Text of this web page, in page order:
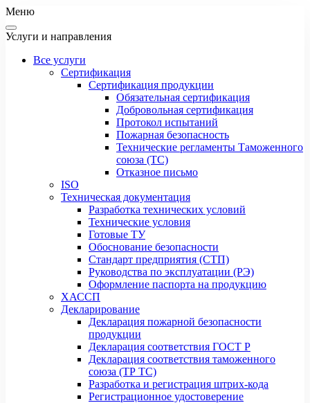
Меню
Услуги и направления
Все услуги
Сертификация
Сертификация продукции
Обязательная сертификация
Добровольная сертификация
Протокол испытаний
Пожарная безопасность
Технические регламенты Таможенного
союза (ТС)
Отказное письмо
ISO
Техническая документация
Разработка технических условий
Технические условия
Готовые ТУ
Обоснование безопасности
Стандарт предприятия (СТП)
Руководства по эксплуатации (РЭ)
Оформление паспорта на продукцию
ХАССП
Декларирование
Декларация пожарной безопасности
продукции
Декларация соответствия ГОСТ Р
Декларация соответствия таможенного
союза (ТР ТС)
Разработка и регистрация штрих-кода
Регистрационное удостоверение